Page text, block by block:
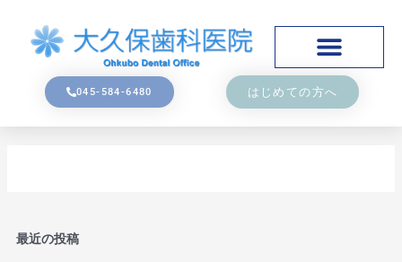
045-584-6480 はじめての方へ
最近の投稿